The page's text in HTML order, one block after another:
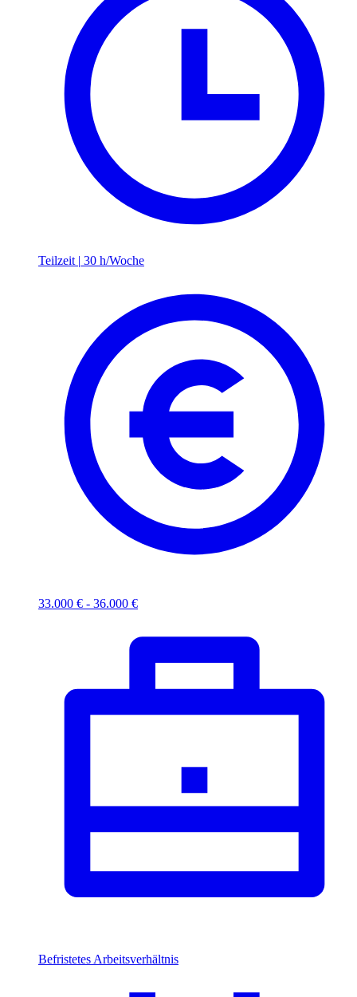
Teilzeit | 30 h/Woche
33.000 € - 36.000 €
Befristetes Arbeitsverhältnis